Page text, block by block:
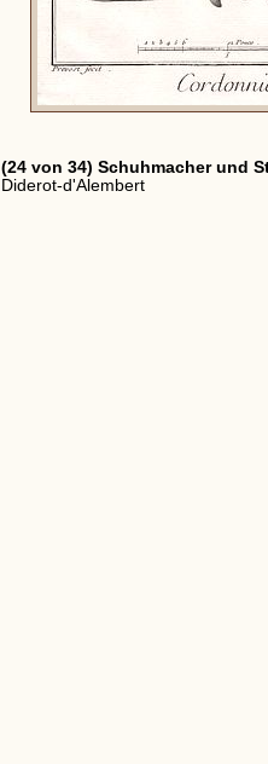
(24 von 34) Schuhmacher und
Diderot-d'Alembert